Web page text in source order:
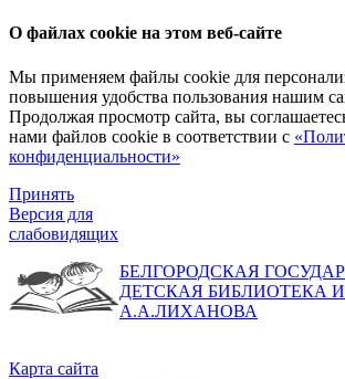
О файлах cookie на этом веб-сайте
Мы применяем файлы cookie для
повышения удобства пользования нашим
Продолжая просмотр сайта, вы
нами файлов cookie в соответствии с
конфиденциальности»
Принять
Версия для
слабовидящих
БЕЛГОРОДСКАЯ
ДЕТСКАЯ БИБЛИОТЕКА
А.А.ЛИХАНОВА
Карта сайта